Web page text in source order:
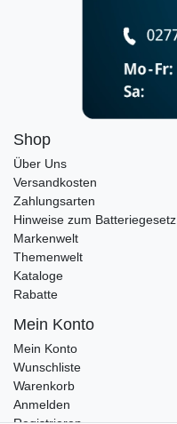
Shop
Über Uns
Versandkosten
Zahlungsarten
Hinweise zum Batteriegesetz
Markenwelt
Themenwelt
Kataloge
Rabatte
Mein Konto
Mein Konto
Wunschliste
Warenkorb
Anmelden